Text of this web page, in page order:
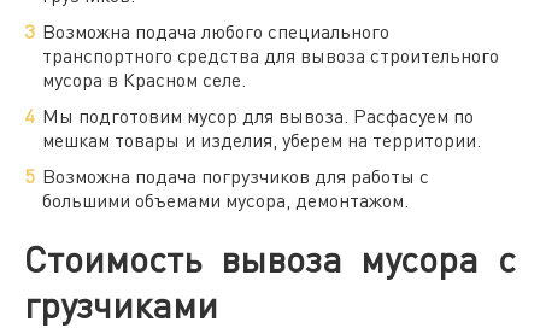
Возможна подача любого специального
транспортного средства для вывоза строительного
мусора в Красном селе.
Мы подготовим мусор для вывоза. Расфасуем по
мешкам товары и изделия, уберем на территории.
Возможна подача погрузчиков для работы с
большими объемами мусора, демонтажом.
Стоимость вывоза мусора с
грузчиками